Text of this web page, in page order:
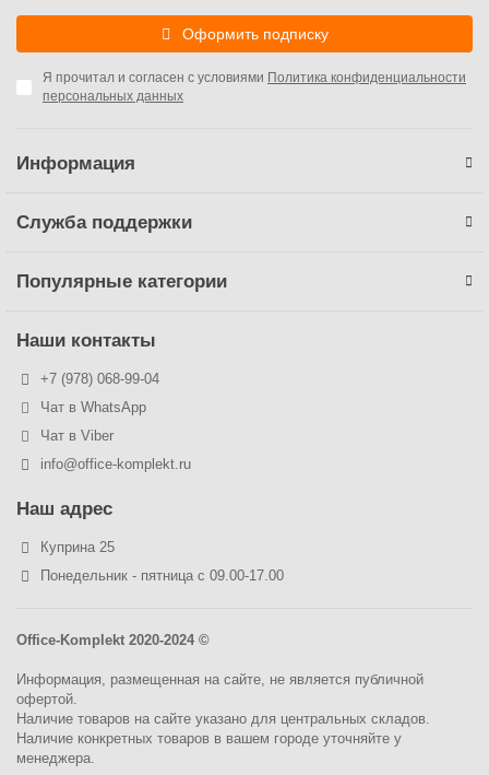
Оформить подписку
Я прочитал и согласен с условиями Политика конфиденциальности
персональных данных
Информация
Служба поддержки
Популярные категории
Наши контакты
+7 (978) 068-99-04
Чат в WhatsApp
Чат в Viber
info@office-komplekt.ru
Наш адрес
Куприна 25
Понедельник - пятница с 09.00-17.00
Office-Komplekt 2020-2024 ©
Информация, размещенная на сайте, не является публичной
офертой.
Наличие товаров на сайте указано для центральных складов.
Наличие конкретных товаров в вашем городе уточняйте у
менеджера.